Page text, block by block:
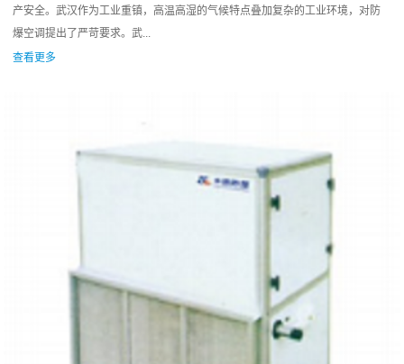
产安全。武汉作为工业重镇，高温高湿的气候特点叠加复杂的工业环境，对防
爆空调提出了严苛要求。武...
查看更多